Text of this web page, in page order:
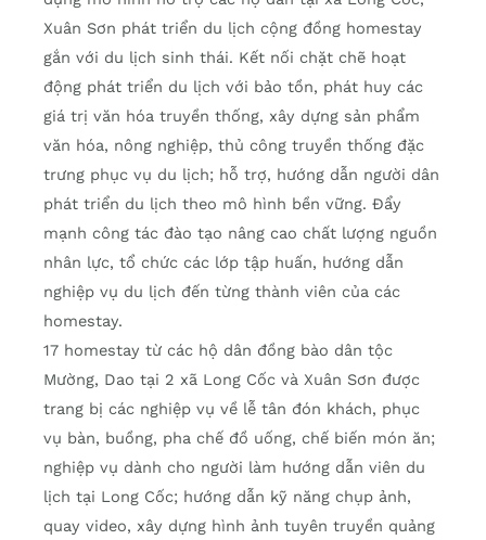
Xuân Sơn phát triển du lịch cộng đồng homestay
gắn với du lịch sinh thái. Kết nối chặt chẽ hoạt
động phát triển du lịch với bảo tồn, phát huy các
giá trị văn hóa truyền thống, xây dựng sản phẩm
văn hóa, nông nghiệp, thủ công truyền thống đặc
trưng phục vụ du lịch; hỗ trợ, hướng dẫn người dân
phát triển du lịch theo mô hình bền vững. Đẩy
mạnh công tác đào tạo nâng cao chất lượng nguồn
nhân lực, tổ chức các lớp tập huấn, hướng dẫn
nghiệp vụ du lịch đến từng thành viên của các
homestay.
17 homestay từ các hộ dân đồng bào dân tộc
Mường, Dao tại 2 xã Long Cốc và Xuân Sơn được
trang bị các nghiệp vụ về lễ tân đón khách, phục
vụ bàn, buồng, pha chế đồ uống, chế biến món ăn;
nghiệp vụ dành cho người làm hướng dẫn viên du
lịch tại Long Cốc; hướng dẫn kỹ năng chụp ảnh,
quay video, xây dựng hình ảnh tuyên truyền quảng